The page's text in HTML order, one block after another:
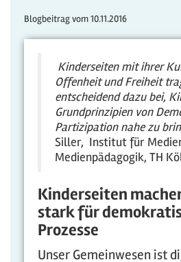
Blogbeitrag vom10.11.2016
Kinderseiten mit ihrer
Offenheit und Freiheit
entscheidend dazu bei,
Grundprinzipien von
Partizipation nahe zu
Siller, Institut für
Medienpädagogik, TH
Kinderseiten
stark für
Prozesse
Unser Gemeinwesen ist